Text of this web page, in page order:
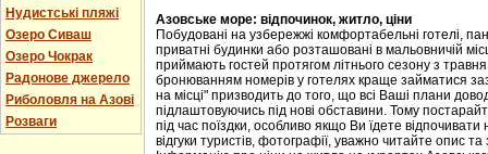
Нудистські пляжі
Озеро Сиваш
Озеро Чокрак
Радонове джерело
Риболовля на Азові
Розваги
Азовське море: відпочинок, житло, ціни
Побудовані на узбережжі комфортабельні готелі,
приватні будинки або розташовані в мальовничій
приймають гостей протягом літнього сезону з
бронюванням номерів у готелях краще займатися
на місці" призводить до того, що всі Ваші плани
підлаштовуючись під нові обставини. Тому
під час поїздки, особливо якщо Ви їдете
відгуки туристів, фотографії, уважно читайте опис